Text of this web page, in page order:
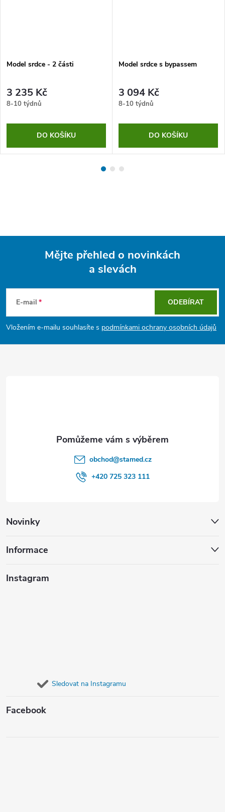
Model srdce - 2 části
3 235 Kč
8-10 týdnů
DO KOŠÍKU
Model srdce s bypassem
3 094 Kč
8-10 týdnů
DO KOŠÍKU
p
Mějte přehled o novinkách
a slevách
E-mail
Vložením e-mailu souhlasíte s podmínkami ochrany osobních údajů
ODEBÍRAT
Novinky
Informace
Instagram
Sledovat na Instagramu
Facebook
obchod@stamed.cz
+420 725 323 111